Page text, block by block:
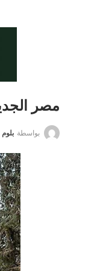
مصر الجديدة: 15 مارس آخر موعد لتقديم عروض
بواسطة بلوم